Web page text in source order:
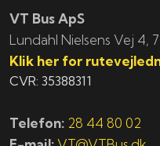
VT Bus ApS
​​​Lundahl Nielsens Vej 4,
Klik her for
CVR: 35388311
Telefon: 28 44 80 02